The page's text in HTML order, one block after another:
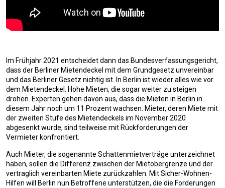
Im Frühjahr 2021 entscheidet dann das Bundesverfassungsgericht,
dass der Berliner Mietendeckel mit dem Grundgesetz unvereinbar
und das Berliner Gesetz nichtig ist. In Berlin ist wieder alles wie vor
dem Mietendeckel. Hohe Mieten, die sogar weiter zu steigen
drohen. Experten gehen davon aus, dass die Mieten in Berlin in
diesem Jahr noch um 11 Prozent wachsen. Mieter, deren Miete mit
der zweiten Stufe des Mietendeckels im November 2020
abgesenkt wurde, sind teilweise mit Rückforderungen der
Vermieter konfrontiert.
Auch Mieter, die sogenannte Schattenmietverträge unterzeichnet
haben, sollen die Differenz zwischen der Mietobergrenze und der
vertraglich vereinbarten Miete zurückzahlen. Mit Sicher-Wohnen-
Hilfen will Berlin nun Betroffene unterstützen, die die Forderungen